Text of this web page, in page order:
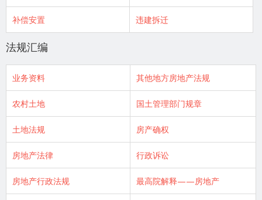
补偿安置 违建拆迁
法规汇编
业务资料 其他地方房地产法规
农村土地 国土管理部门规章
土地法规 房产确权
房地产法律 行政诉讼
房地产行政法规 最高院解释——房地产